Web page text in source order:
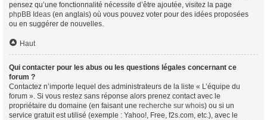
pensez qu’une fonctionnalité nécessite d’être ajoutée, visitez la page
phpBB Ideas (en anglais) où vous pouvez voter pour des idées proposées
ou en suggérer de nouvelles.
Haut
Qui contacter pour les abus ou les questions légales concernant ce
forum ?
Contactez n’importe lequel des administrateurs de la liste « L’équipe du
forum ». Si vous restez sans réponse alors prenez contact avec le
propriétaire du domaine (en faisant une recherche sur whois) ou si un
service gratuit est utilisé (exemple : Yahoo!, Free, f2s.com, etc.), avec le